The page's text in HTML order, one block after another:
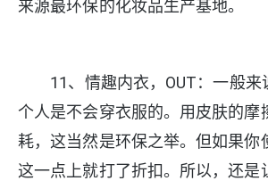
来源最环保的化妆品生产基地。
11、情趣内衣，OUT：一般来
个人是不会穿衣服的。用皮肤的摩
耗，这当然是环保之举。但如果你
这一点上就打了折扣。所以，还是